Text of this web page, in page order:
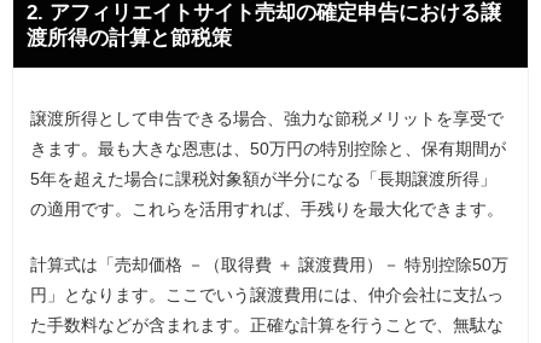
2. アフィリエイトサイト売却の確定申告における譲
渡所得の計算と節税策
譲渡所得として申告できる場合、強力な節税メリットを享受で
きます。最も大きな恩恵は、50万円の特別控除と、保有期間が
5年を超えた場合に課税対象額が半分になる「長期譲渡所得」
の適用です。これらを活用すれば、手残りを最大化できます。
計算式は「売却価格 －（取得費 ＋ 譲渡費用）－ 特別控除50万
円」となります。ここでいう譲渡費用には、仲介会社に支払っ
た手数料などが含まれます。正確な計算を行うことで、無駄な